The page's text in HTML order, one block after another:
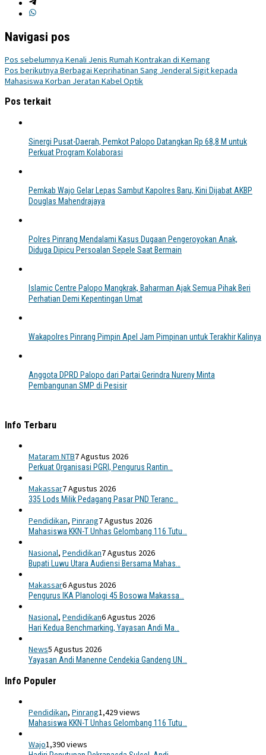
Navigasi pos
Pos sebelumnya Kenali Jenis Rumah Kontrakan di Kemang
Pos berikutnya Berbagai Keprihatinan Sang Jenderal Sigit kepada
Mahasiswa Korban Jeratan Kabel Optik
Pos terkait
Sinergi Pusat-Daerah, Pemkot Palopo Datangkan Rp 68,8 M untuk
Perkuat Program Kolaborasi
Pemkab Wajo Gelar Lepas Sambut Kapolres Baru, Kini Dijabat AKBP
Douglas Mahendrajaya
Polres Pinrang Mendalami Kasus Dugaan Pengeroyokan Anak,
Diduga Dipicu Persoalan Sepele Saat Bermain
Islamic Centre Palopo Mangkrak, Baharman Ajak Semua Pihak Beri
Perhatian Demi Kepentingan Umat
Wakapolres Pinrang Pimpin Apel Jam Pimpinan untuk Terakhir Kalinya
Anggota DPRD Palopo dari Partai Gerindra Nureny Minta
Pembangunan SMP di Pesisir
Info Terbaru
Mataram NTB7 Agustus 2026
Perkuat Organisasi PGRI, Pengurus Rantin…
Makassar7 Agustus 2026
335 Lods Milik Pedagang Pasar PND Teranc…
Pendidikan, Pinrang7 Agustus 2026
Mahasiswa KKN-T Unhas Gelombang 116 Tutu…
Nasional, Pendidikan7 Agustus 2026
Bupati Luwu Utara Audiensi Bersama Mahas…
Makassar6 Agustus 2026
Pengurus IKA Planologi 45 Bosowa Makassa…
Nasional, Pendidikan6 Agustus 2026
Hari Kedua Benchmarking, Yayasan Andi Ma…
News5 Agustus 2026
Yayasan Andi Manenne Cendekia Gandeng UN…
Info Populer
Pendidikan, Pinrang1,429 views
Mahasiswa KKN-T Unhas Gelombang 116 Tutu…
Wajo1,390 views